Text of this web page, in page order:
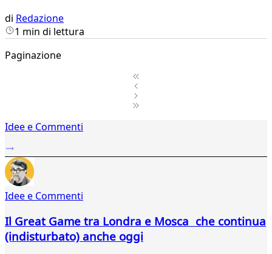
di Redazione
1 min di lettura
Paginazione
2Idee e Commenti
Idee e Commenti
Il Great Game tra Londra e Mosca che continua
(indisturbato) anche oggi